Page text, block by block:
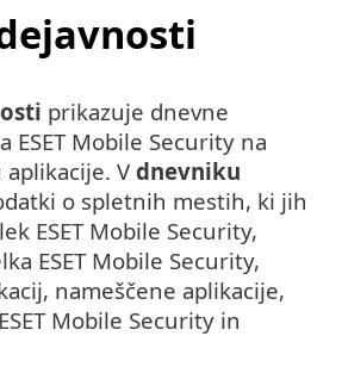
prikazuje dnevne
ESET Mobile Security na
Vdnevniku
o spletnih mestih, ki jih
ESET Mobile Security,
ESET Mobile Security,
nameščene aplikacije,
Mobile Security in